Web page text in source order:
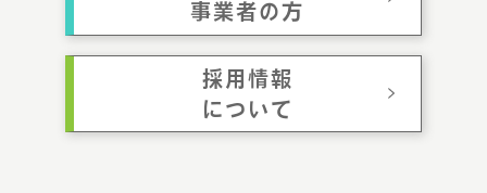
事業者の方
採用情報
について